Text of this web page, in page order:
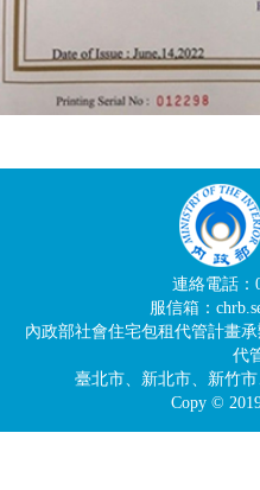
連絡電話：
服信箱：
內政部社會住宅包租代管計畫
代
臺北市、新北市、新竹
Copy ©